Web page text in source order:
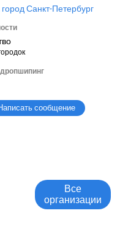
Санкт-Петербург
сообщение
Все
организации